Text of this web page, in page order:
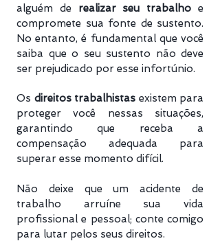
alguém de realizar seu trabalho e
compromete sua fonte de sustento.
No entanto, é fundamental que você
saiba que o seu sustento não deve
ser prejudicado por esse infortúnio.
Os direitos trabalhistas existem para
proteger você nessas situações,
garantindo que receba a
compensação adequada para
superar esse momento difícil.
Não deixe que um acidente de
trabalho arruíne sua vida
profissional e pessoal; conte comigo
para lutar pelos seus direitos.